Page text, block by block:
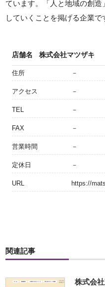
ています。「人と地域の創
していくことを掲げる企業で
店舗名 株式会社マツザキ
住所 －
アクセス －
TEL －
FAX －
営業時間 －
定休日 －
URL https://
関連記事
株式会